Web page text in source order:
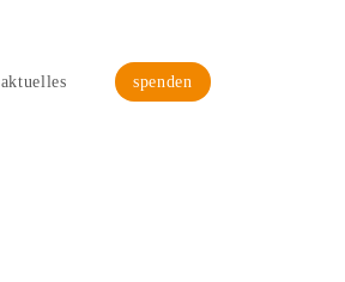
aktuelles spenden